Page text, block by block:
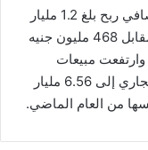
وكانت سيدي كرير للبتروكيماويات سجلت صافي ربح بلغ 1.2 مليار
جنيه منذ بداية يناير حتى نهاية يونيو 2023، مقابل 468 مليون جنيه
وارتفعت مبيعات
الشركة خلال الستة أشهر الأولى من العام الجاري إلى 6.56 مليار